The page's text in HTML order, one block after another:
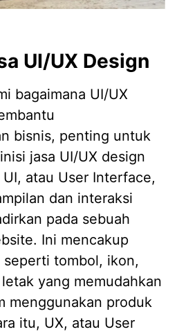
UI/UX Design
bagaimana UI/UX
bisnis, penting untuk
jasa UI/UX design
atau User Interface,
dan interaksi
pada sebuah
Ini mencakup
tombol, ikon,
yang memudahkan
menggunakan produk
itu, UX, atau User